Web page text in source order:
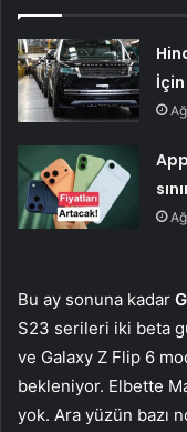
İçin
Bu ay sonuna kadar
S23 serileri iki beta
ve Galaxy Z Flip 6
bekleniyor. Elbette
yok. Ara yüzün bazı